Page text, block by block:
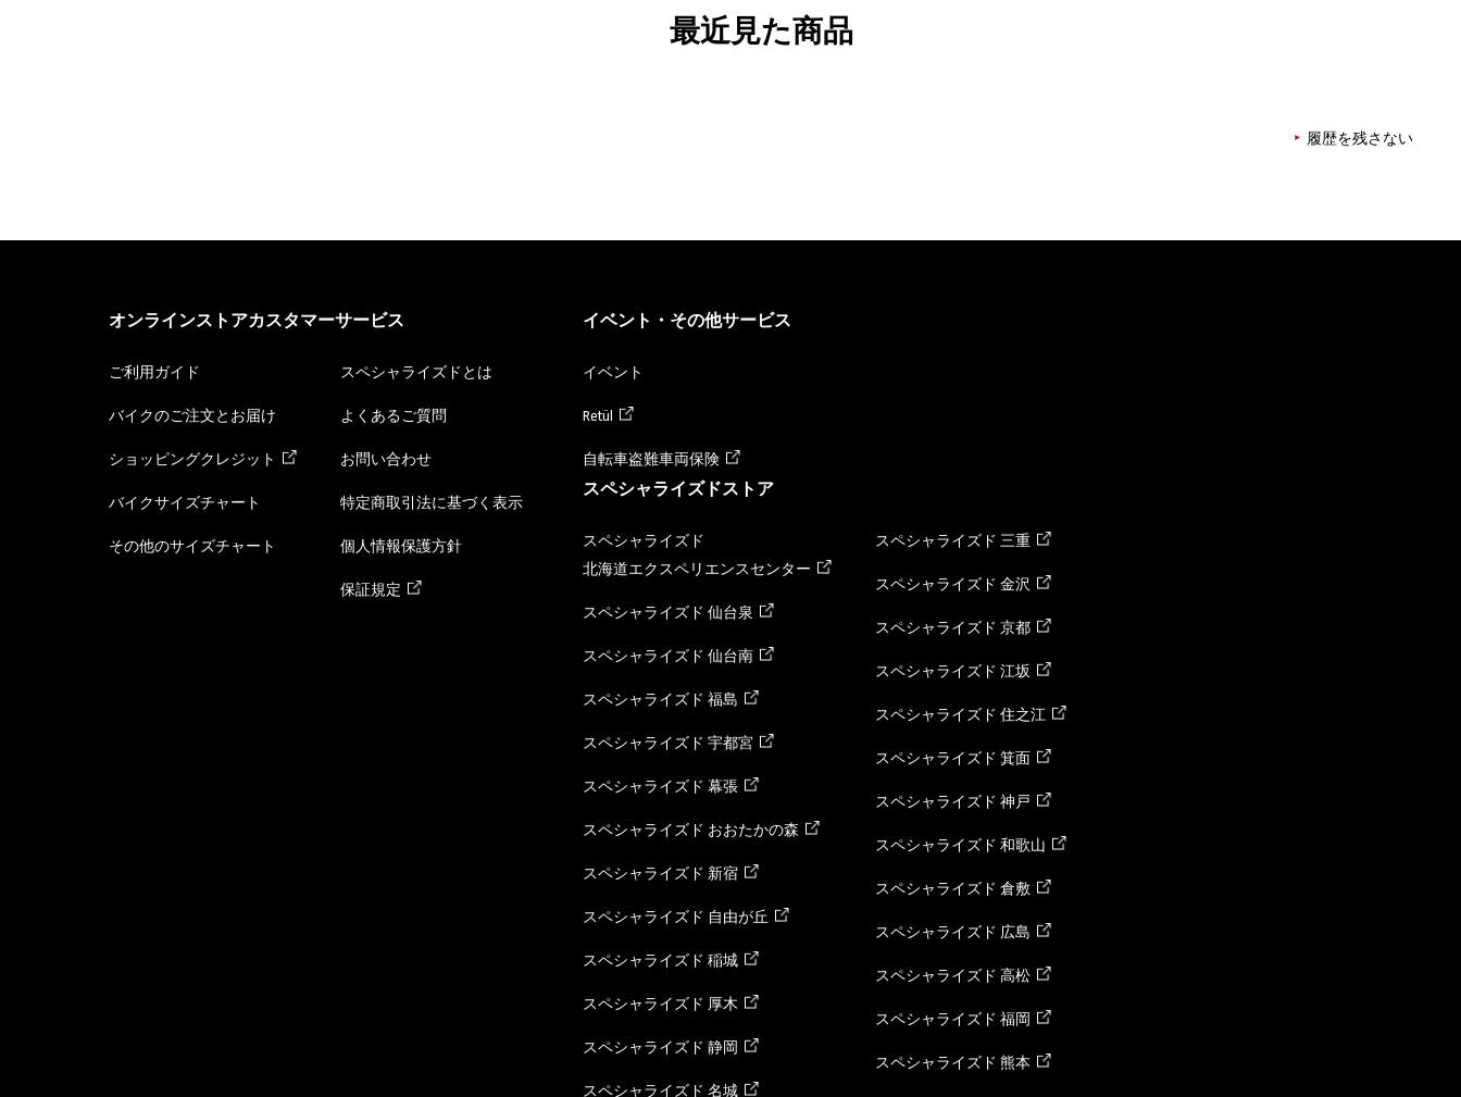
最近見た商品
履歴を残さない
オンラインストアカスタマーサービス
ご利用ガイド
バイクのご注文とお届け
ショッピングクレジット
バイクサイズチャート
その他のサイズチャート
スペシャライズドとは
よくあるご質問
お問い合わせ
特定商取引法に基づく表示
個人情報保護方針
保証規定
イベント・その他サービス
イベント
Retül
自転車盗難車両保険
スペシャライズドストア
スペシャライズド
北海道エクスペリエンスセンター
スペシャライズド 仙台泉
スペシャライズド 仙台南
スペシャライズド 福島
スペシャライズド 宇都宮
スペシャライズド 幕張
スペシャライズド おおたかの森
スペシャライズド 新宿
スペシャライズド 自由が丘
スペシャライズド 稲城
スペシャライズド 厚木
スペシャライズド 静岡
スペシャライズド 名城
スペシャライズド 三重
スペシャライズド 金沢
スペシャライズド 京都
スペシャライズド 江坂
スペシャライズド 住之江
スペシャライズド 箕面
スペシャライズド 神戸
スペシャライズド 和歌山
スペシャライズド 倉敷
スペシャライズド 広島
スペシャライズド 高松
スペシャライズド 福岡
スペシャライズド 熊本